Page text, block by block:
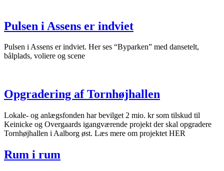
Pulsen i Assens er indviet
Pulsen i Assens er indviet. Her ses “Byparken” med dansetelt,
bålplads, voliere og scene
Opgradering af Tornhøjhallen
Lokale- og anlægsfonden har bevilget 2 mio. kr som tilskud til
Keinicke og Overgaards igangværende projekt der skal opgradere
Tornhøjhallen i Aalborg øst. Læs mere om projektet HER
Rum i rum